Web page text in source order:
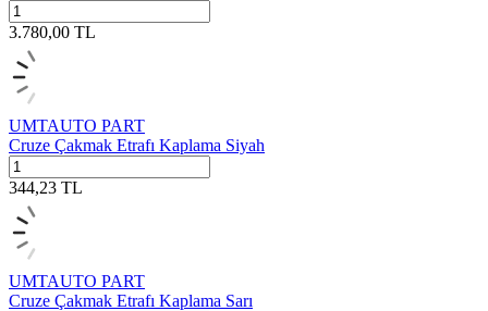
3.780,00 TL
UMTAUTO PART
Cruze Çakmak Etrafı Kaplama Siyah
344,23 TL
UMTAUTO PART
Cruze Çakmak Etrafı Kaplama Sarı